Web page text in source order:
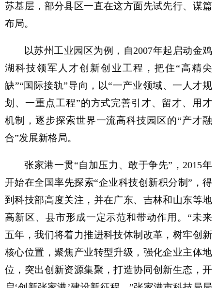
苏基层，部分县区一直在这方面先试先行、谋篇
布局。
以苏州工业园区为例，自2007年起启动金鸡
湖科技领军人才创新创业工程，把住“高精尖
缺”“国际接轨”导向，以“一产业领域、一人才规
划、一重点工程”的方式完善引才、留才、用才
机制，逐步探索世界一流高科技园区的“产才融
合”发展新格局。
张家港一贯“自加压力、敢于争先”，2015年
开始在全国率先探索“企业科技创新积分制”，得
到科技部高度关注，并在广东、吉林和山东等地
高新区、县市形成一定示范和带动作用。“未来
五年，我们将着力推进科技体制改革，树牢创新
核心位置，聚焦产业转型升级，强化企业主体地
位，突出创新资源集聚，打造协同创新生态，开